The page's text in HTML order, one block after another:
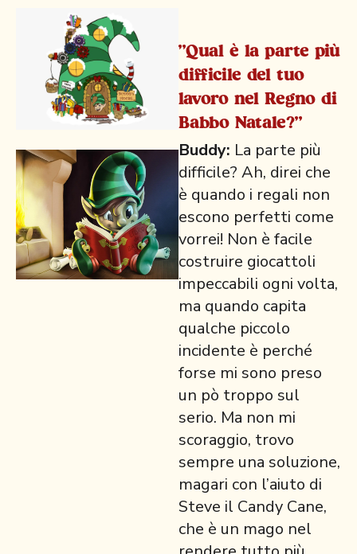
"Qual è la parte più
difficile del tuo
lavoro nel Regno di
Babbo Natale?"
Buddy: La parte più
difficile? Ah, direi che
è quando i regali non
escono perfetti come
vorrei! Non è facile
costruire giocattoli
impeccabili ogni volta,
ma quando capita
qualche piccolo
incidente è perché
forse mi sono preso
un pò troppo sul
serio. Ma non mi
scoraggio, trovo
sempre una soluzione,
magari con l’aiuto di
Steve il Candy Cane,
che è un mago nel